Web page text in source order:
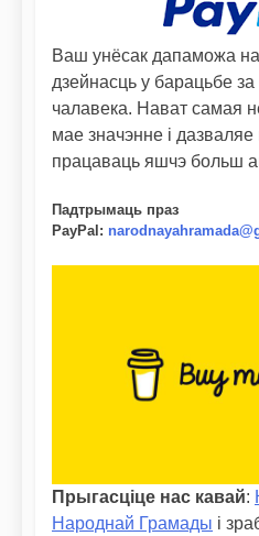
Ваш унёсак дапаможа
дзейнасць у барацьбе
чалавека. Нават самая
мае значэнне і
працаваць яшчэ больш
Падтрымаць праз
PayPal :
Прыгасціце нас кавай:
Народнай Грамады і